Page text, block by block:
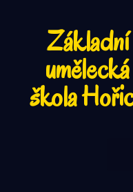
Základní
umělecká
škola